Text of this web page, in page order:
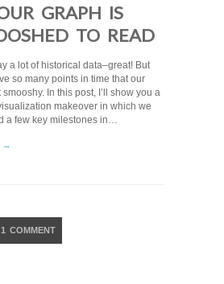
GRAPH IS
TO READ
a lot of historical data–great! But
so many points in time that our
In this post, I’ll show you a
makeover in which we
a few key milestones in…
→
1 COMMENT